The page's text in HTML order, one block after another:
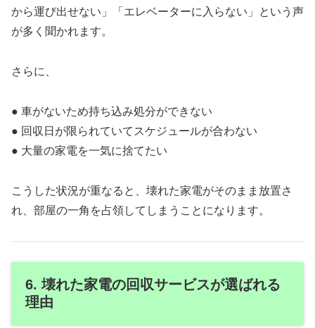
から運び出せない」「エレベーターに入らない」という声
が多く聞かれます。
さらに、
● 車がないため持ち込み処分ができない
● 回収日が限られていてスケジュールが合わない
● 大量の家電を一気に捨てたい
こうした状況が重なると、壊れた家電がそのまま放置さ
れ、部屋の一角を占領してしまうことになります。
6. 壊れた家電の回収サービスが選ばれる
理由